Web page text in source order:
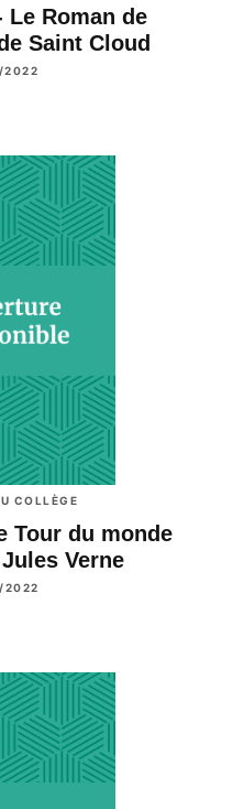
Roman de
Saint Cloud
COLLÈGE
Tour du monde
Verne